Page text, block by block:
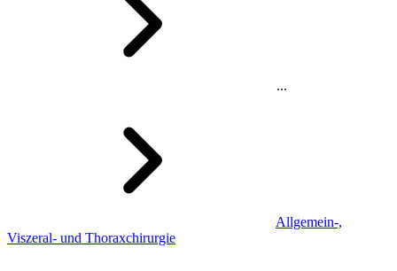
...
Allgemein-,
Viszeral- und Thoraxchirurgie